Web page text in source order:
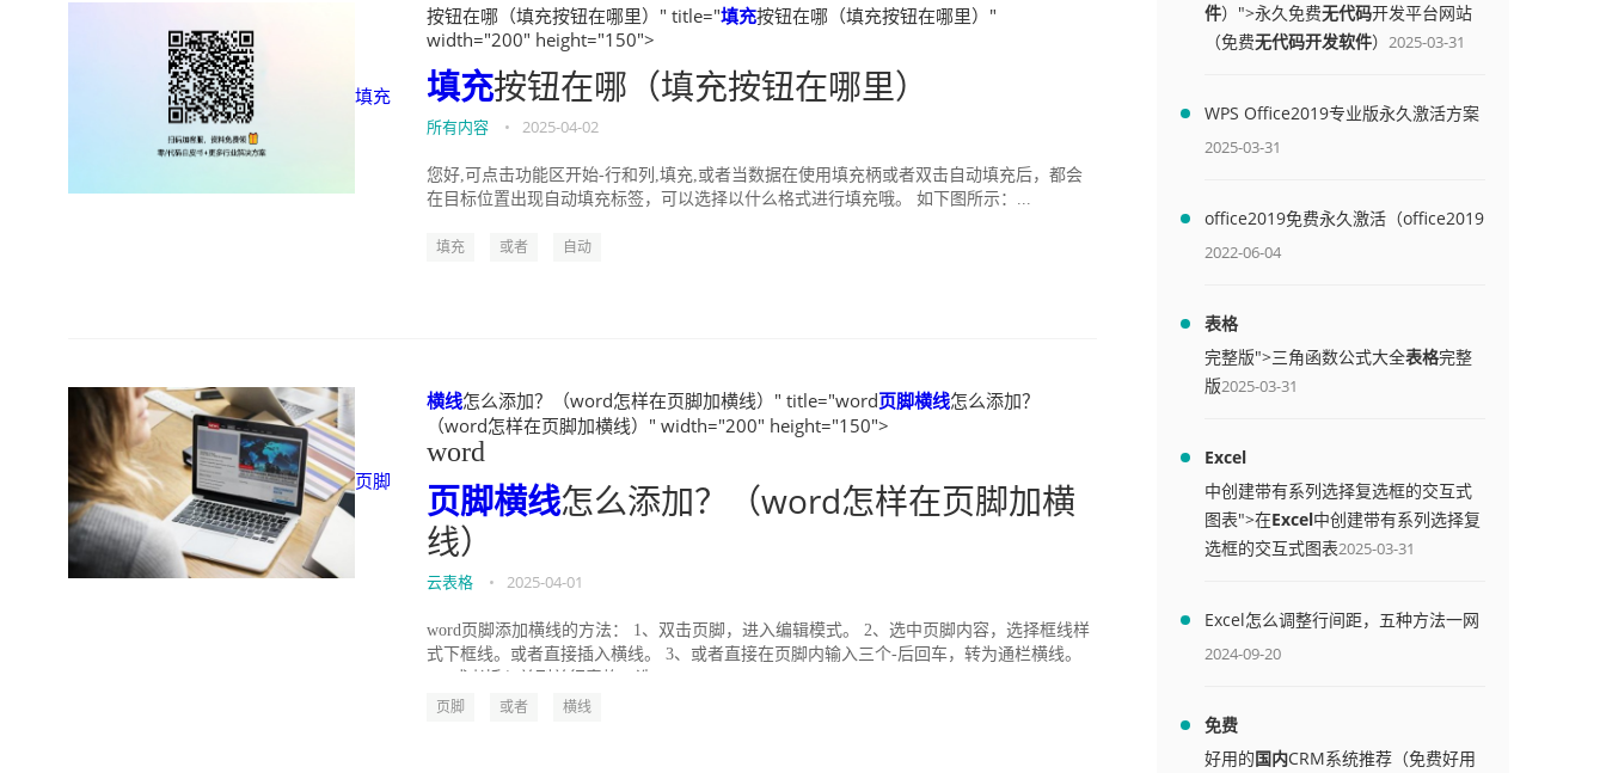
填充
按钮在哪（填充按钮在哪里）" title="填充按钮在哪（填充按钮在哪里）"
width="200" height="150">
填充按钮在哪（填充按钮在哪里）
所有内容 • 2025-04-02
您好,可点击功能区开始-行和列,填充,或者当数据在使用填充柄或者双击自动填充后，都会
在目标位置出现自动填充标签，可以选择以什么格式进行填充哦。 如下图所示：...
填充 或者 自动
页脚
横线怎么添加？（word怎样在页脚加横线）" title="word页脚横线怎么添加？
（word怎样在页脚加横线）" width="200" height="150">
word
页脚横线怎么添加？（word怎样在页脚加横
线）
云表格 • 2025-04-01
word页脚添加横线的方法： 1、双击页脚，进入编辑模式。 2、选中页脚内容，选择框线样
式下框线。或者直接插入横线。 3、或者直接在页脚内输入三个-后回车，转为通栏横线。
页脚 或者 横线
件）">永久免费无代码开发平台网站
（免费无代码开发软件） 2025-03-31
WPS Office2019专业版永久激活方案
(附终身授权序列号)
2025-03-31
office2019免费永久激活（office2019
免费永久激活码）
2022-06-04
表格
完整版">三角函数公式大全表格完整
版2025-03-31
Excel
中创建带有系列选择复选框的交互式
图表">在Excel中创建带有系列选择复
选框的交互式图表2025-03-31
Excel怎么调整行间距，五种方法一网
打尽
2024-09-20
免费
好用的国内CRM系统推荐（免费好用